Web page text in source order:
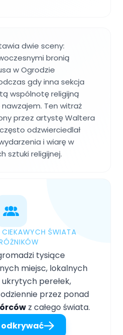
dwie sceny:
bronią
w Ogrodzie
gdy inna sekcja
wspólnotę religijną
Ten witraż
przez artystę Waltera
odzwierciedlał
i wiarę w
sztuki religijnej.
ŚWIATA
tysiące
miejsc, lokalnych
perełek,
przez ponad
z całego świata.